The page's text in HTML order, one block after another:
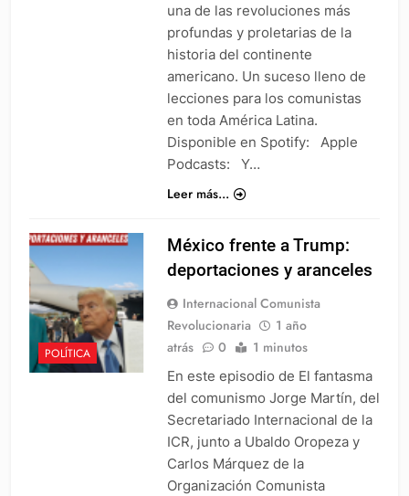
una de las revoluciones más
profundas y proletarias de la
historia del continente
americano. Un suceso lleno de
lecciones para los comunistas
en toda América Latina.
Disponible en Spotify: Apple
Podcasts: Y…
Leer más...
POLÍTICA
México frente a Trump:
deportaciones y aranceles
Internacional Comunista
Revolucionaria
1 año
atrás
0 1 minutos
En este episodio de El fantasma
del comunismo Jorge Martín, del
Secretariado Internacional de la
ICR, junto a Ubaldo Oropeza y
Carlos Márquez de la
Organización Comunista